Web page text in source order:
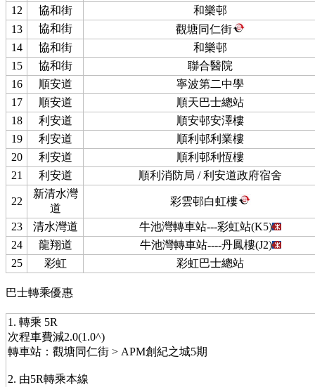
12
協和街
和樂邨
13
協和街
觀塘同仁街
14
協和街
和樂邨
15
協和街
聯合醫院
16
順安道
寧波第二中學
17
順安道
順天巴士總站
18
利安道
順安邨安澤樓
19
利安道
順利邨利業樓
20
利安道
順利邨利恆樓
21
利安道 順利消防局 / 利安道政府宿舍
22
新清水灣
道
彩雲邨白虹樓
23 清水灣道
牛池灣轉車站---彩虹站(K5)
24
龍翔道
牛池灣轉車站----丹鳳樓(J2)
25
彩虹 彩虹巴士總站
巴士轉乘優惠
1. 轉乘 5R
次程車費減2.0(1.0^)
轉車站：觀塘同仁街 > APM創紀之城5期
2. 由5R轉乘本線